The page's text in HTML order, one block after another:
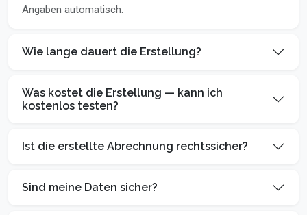
Angaben automatisch.
Wie lange dauert die Erstellung?
Was kostet die Erstellung — kann ich
kostenlos testen?
Ist die erstellte Abrechnung rechtssicher?
Sind meine Daten sicher?